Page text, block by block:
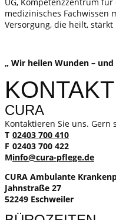
medizinisches Fachwissen
Versorgung, die heilt,
„ Wir heilen Wunden –
KONTAKT
CURA
Kontaktieren Sie uns. Gern
T 02403 700 410
F 02403 700 422
Minfo@cura-pflege.de
CURA Ambulante
Jahnstraße 27
52249 Eschweiler